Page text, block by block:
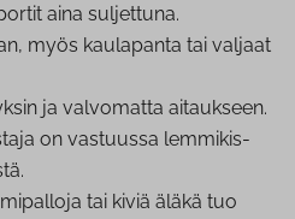
aina suljettuna.
myös kaulapanta tai valjaat
ja valvomatta aitaukseen.
on vastuussa lem­mi­kis­
tai kiviä äläkä tuo